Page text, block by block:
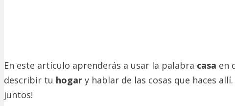
En este artículo aprenderás a usar la palabra casa en
describir tu hogar y hablar de las cosas que haces
juntos!